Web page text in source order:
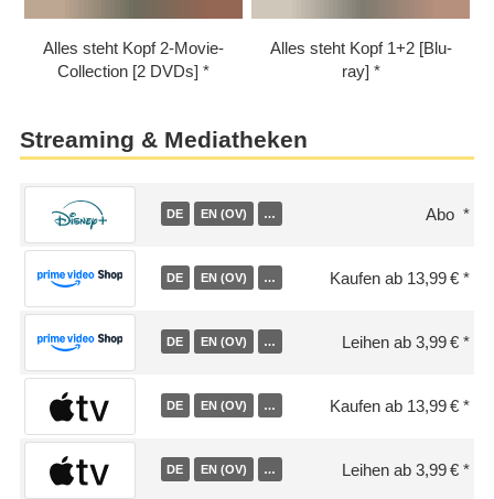
Alles steht Kopf 2-Movie-
Collection [2 DVDs]
Alles steht Kopf 1+2 [Blu-
ray]
Streaming & Mediatheken
DE EN (OV) … Abo
DE EN (OV) … Kaufen ab 13,99 €
DE EN (OV) … Leihen ab 3,99 €
DE EN (OV) … Kaufen ab 13,99 €
DE EN (OV) … Leihen ab 3,99 €